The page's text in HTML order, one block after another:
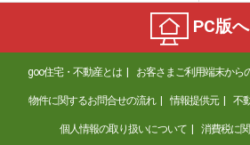
PC版へ
goo住宅・不動産とは お客さまご利用端末から
物件に関するお問合せの流れ 情報提供元 不
個人情報の取り扱いについて 消費税に